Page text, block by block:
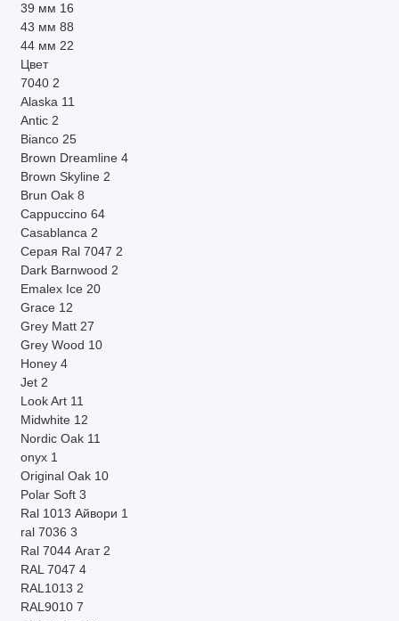
39 мм 16
43 мм 88
44 мм 22
Цвет
7040 2
Alaska 11
Antic 2
Bianco 25
Brown Dreamline 4
Brown Skyline 2
Brun Oak 8
Cappuccino 64
Casablanca 2
Cерая Ral 7047 2
Dark Barnwood 2
Emalex Ice 20
Grace 12
Grey Matt 27
Grey Wood 10
Honey 4
Jet 2
Look Art 11
Midwhite 12
Nordic Oak 11
onyx 1
Original Oak 10
Polar Soft 3
Ral 1013 Айвори 1
ral 7036 3
Ral 7044 Агат 2
RAL 7047 4
RAL1013 2
RAL9010 7